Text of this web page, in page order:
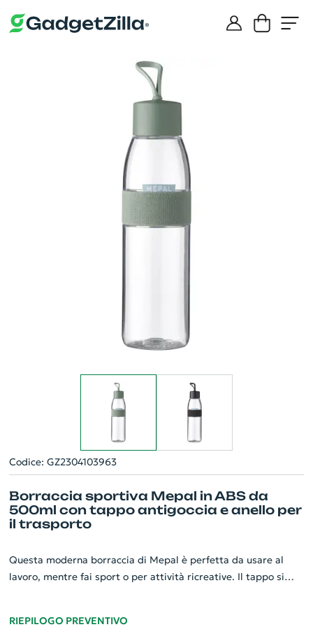
Codice: GZ2304103963
Borraccia sportiva Mepal in ABS da
500ml con tappo antigoccia e anello per
il trasporto
Questa moderna borraccia di Mepal è perfetta da usare al
lavoro, mentre fai sport o per attività ricreative. Il tappo si
RIEPILOGO PREVENTIVO